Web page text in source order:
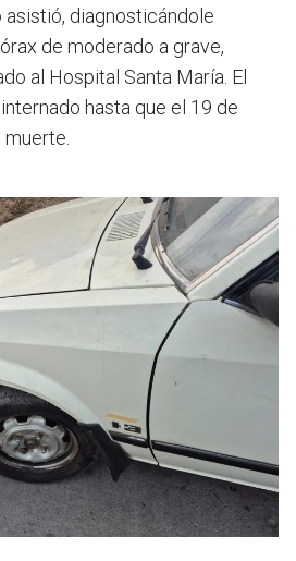
asistió, diagnosticándole
de moderado a grave,
al Hospital Santa María. El
hasta que el 19 de